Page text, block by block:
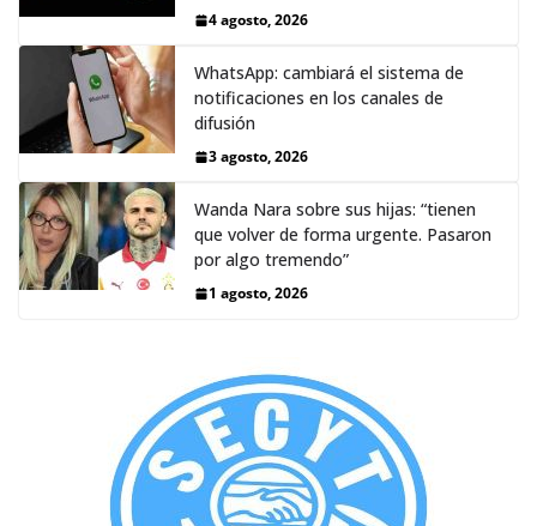
4 agosto, 2026
WhatsApp: cambiará el sistema de
notificaciones en los canales de
difusión
3 agosto, 2026
Wanda Nara sobre sus hijas: “tienen
que volver de forma urgente. Pasaron
por algo tremendo”
1 agosto, 2026